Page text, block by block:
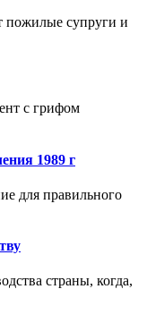
пожилые супруги и
с грифом
1989 г
для правильного
страны, когда,